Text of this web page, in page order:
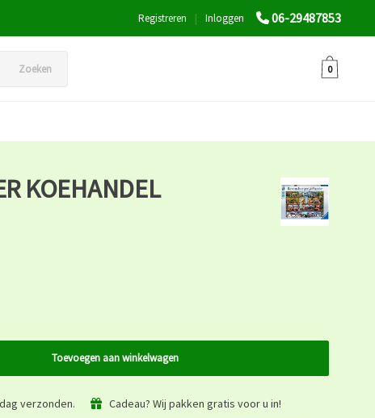
06-29487853
Inloggen
|
Registreren
Zoeken 0
KOEHANDEL
Toevoegen aan winkelwagen
verzonden.
Cadeau? Wij pakken gratis voor u in!